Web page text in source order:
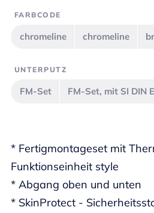
* Fertigmontageset mit
Funktionseinheit style
* Abgang oben und unten
* SkinProtect -
FARBCODE
chromeline chromeline
UNTERPUTZ
FM-Set FM-Set, mit SI DIN